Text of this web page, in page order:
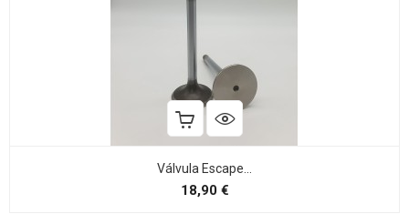
Válvula Escape...
18,90 €Preço